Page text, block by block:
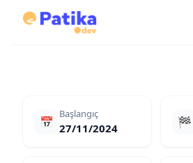
📅
Başlangıç
27/11/2024 🏁